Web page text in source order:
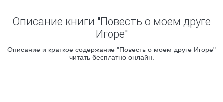
Описание книги "Повесть о моем друге
Игоре"
Описание и краткое содержание "Повесть о моем друге Игоре"
читать бесплатно онлайн.